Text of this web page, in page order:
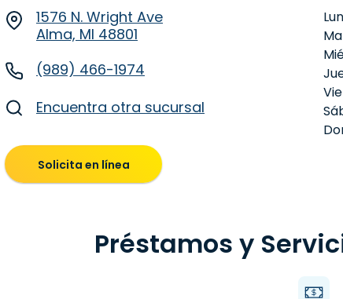
1576 N. Wright Ave
Alma, MI 48801
(989) 466-1974
Encuentra otra sucursal
Solicita en línea
Préstamos y